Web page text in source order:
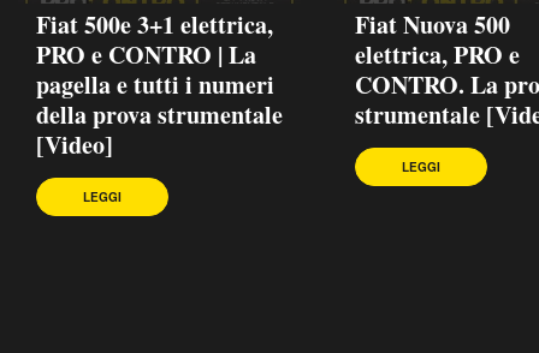
Fiat 500e 3+1 elettrica,
PRO e CONTRO | La
pagella e tutti i numeri
della prova strumentale
[Video]
LEGGI
Fiat Nuova 500
elettrica, PRO e
CONTRO. La
strumentale
LEGGI